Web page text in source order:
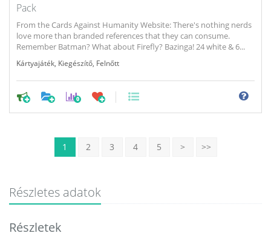
Pack
From the Cards Against Humanity Website: There's nothing nerds
love more than branded references that they can consume.
Remember Batman? What about Firefly? Bazinga! 24 white & 6...
Kártyajáték Kiegészítő Felnőtt
0
1 2 3 4 5 > >>
Részletes adatok
Részletek